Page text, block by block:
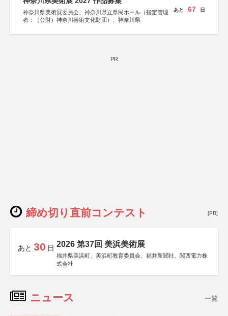
神奈川県美術展委員会、神奈川県立県民ホール（指定管理
者：（公財）神奈川芸術文化財団）、神奈川県
あと 67 日
PR
締め切り直前コンテスト [PR]
あと 30 日 2026 第37回 美浜美術展
福井県美浜町、美浜町教育委員会、福井新聞社、関西電力株
式会社
ニュース 一覧